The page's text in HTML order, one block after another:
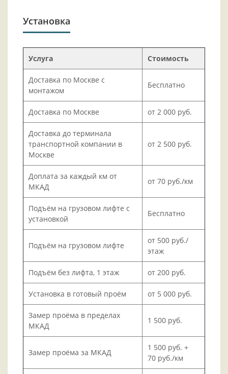
Установка
Услуга Стоимость
Доставка по Москве с
монтажом
Бесплатно
Доставка по Москве от 2 000 руб.
Доставка до терминала
транспортной компании в
Москве
от 2 500 руб.
Доплата за каждый км от
МКАД
от 70 руб./км
Подъём на грузовом лифте с
установкой
Бесплатно
Подъём на грузовом лифте
от 500 руб./
этаж
Подъём без лифта, 1 этаж от 200 руб.
Установка в готовый проём от 5 000 руб.
Замер проёма в пределах
МКАД
1 500 руб.
Замер проёма за МКАД
1 500 руб. +
70 руб./км